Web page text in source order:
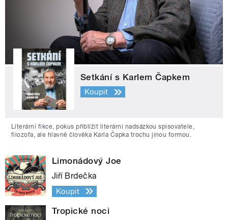
Setkání s Karlem Čapkem
Koupit
Literární fikce, pokus přiblížit literární nadsázkou spisovatele,
filozofa, ale hlavně člověka Karla Čapka trochu jinou formou.
Limonádový Joe
Jiří Brdečka
Koupit
Tropické noci